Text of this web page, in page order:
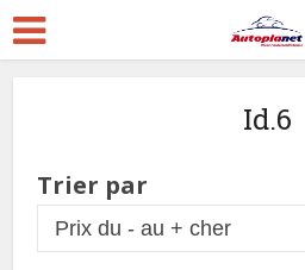
Id.6
Trier par